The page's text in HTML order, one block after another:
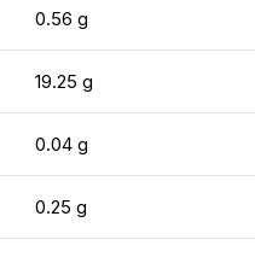
0.56 g
19.25 g
0.04 g
0.25 g